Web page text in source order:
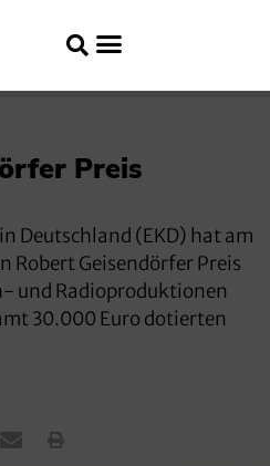
Preis
Deutschland (EKD) hat am
Robert Geisendörfer Preis
und Radioproduktionen
30.000 Euro dotierten